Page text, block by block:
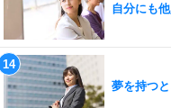
自分にも
夢を持つと